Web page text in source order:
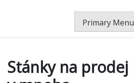
Primary Menu
Stánky na prodej